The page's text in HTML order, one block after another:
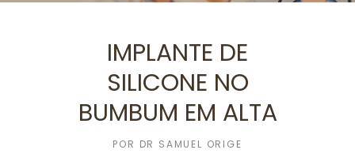
IMPLANTE DE
SILICONE NO
BUMBUM EM ALTA
POR DR SAMUEL ORIGE